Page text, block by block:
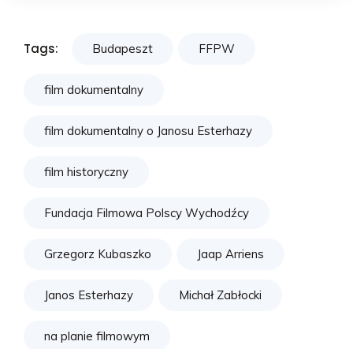
Tags: Budapeszt FFPW
film dokumentalny
film dokumentalny o Janosu Esterhazy
film historyczny
Fundacja Filmowa Polscy Wychodźcy
Grzegorz Kubaszko Jaap Arriens
Janos Esterhazy Michał Zabłocki
na planie filmowym